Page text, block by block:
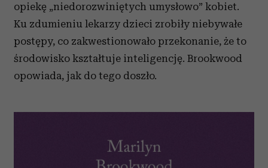
opiekę „niedorozwiniętych umysłowo” kobiet.
Ku zdumieniu lekarzy dzieci zrobiły niebywałe
postępy, co zakwestionowało przekonanie, że to
środowisko kształtuje inteligencję. Brookwood
opowiada, jak do tego doszło.